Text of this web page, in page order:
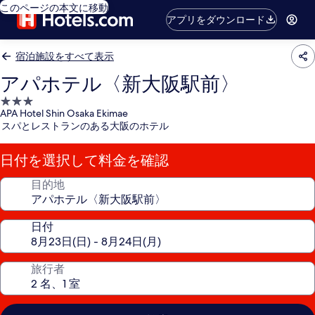
このページの本文に移動
アプリをダウンロード
宿泊施設をすべて表示
アパホテル〈新大阪駅前〉
3.0
つ
星
宿
泊
施
APA Hotel Shin Osaka Ekimae
スパとレストランのある大阪のホテル
日付を選択して料金を確認
目的地
日付
旅行者